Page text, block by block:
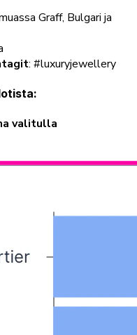
Graff, Bulgari ja
: #luxuryjewellery
valitulla